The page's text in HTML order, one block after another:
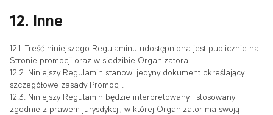
12. Inne
12.1. Treść niniejszego Regulaminu udostępniona jest publicznie na
Stronie promocji oraz w siedzibie Organizatora.
12.2. Niniejszy Regulamin stanowi jedyny dokument określający
szczegółowe zasady Promocji.
12.3. Niniejszy Regulamin będzie interpretowany i stosowany
zgodnie z prawem jurysdykcji, w której Organizator ma swoją